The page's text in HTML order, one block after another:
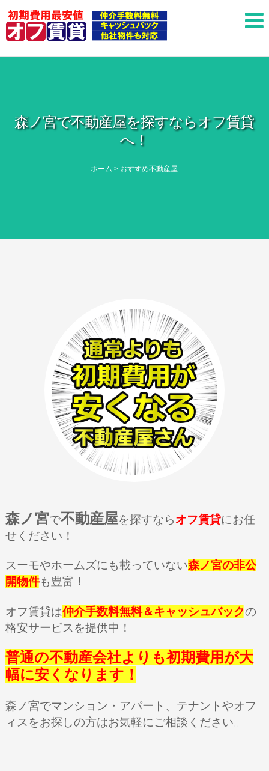
森ノ宮で不動産屋を探すならオフ賃貸
へ！
ホーム > おすすめ不動産屋
森ノ宮で不動産屋を探すならオフ賃貸にお任
せください！
スーモやホームズにも載っていない森ノ宮の非公
開物件も豊富！
オフ賃貸は仲介手数料無料＆キャッシュバックの
格安サービスを提供中！
普通の不動産会社よりも初期費用が大
幅に安くなります！
森ノ宮でマンション・アパート、テナントやオフ
ィスをお探しの方はお気軽にご相談ください。